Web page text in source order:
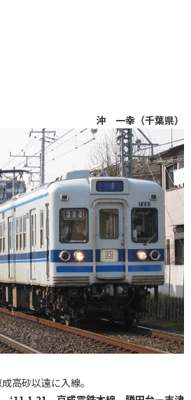
沖 一幸（千葉県）
高砂以遠に入線。